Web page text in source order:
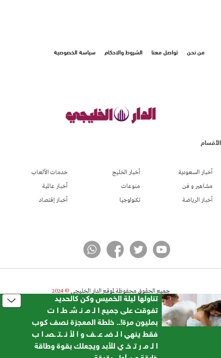
تناولها ليلة الخميس وكن كالحديد
تفوقت على جميع ا لـ مـ نـ شـ طـ ا ت
بمليون مرة!.. خلطة المعجزة نصف كوب
فقط ينهي ا لـ ضـ عـ ـف و ا لأ نـ ـتـ ـصـ ا ب
ا لـ مـ ر تـ خـ ي للأبد ويجعلك بقوة وطاقة
من نحن تواصل معنا الشروط والاحكام سياسة الخصوصية
الأقسام
أخبار السعودية
مشاهير و فن
أخبار الرياضة
أخبار الخليج
منوعات
تكنولوجيا
خدمات الألعاب
أخبار عالمية
أخبار إقتصاد
جميع الحقوق محفوظة لموقع الدار الخليجي © 2024
تطوير شركة واي أر سايت